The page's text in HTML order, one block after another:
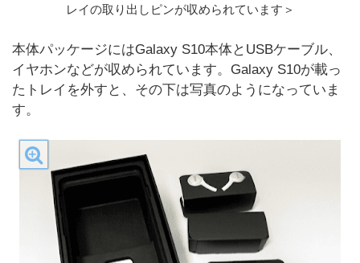
レイの取り出しピンが収められています＞
本体パッケージにはGalaxy S10本体とUSBケーブル、
イヤホンなどが収められています。Galaxy S10が載っ
たトレイを外すと、その下は写真のようになっていま
す。